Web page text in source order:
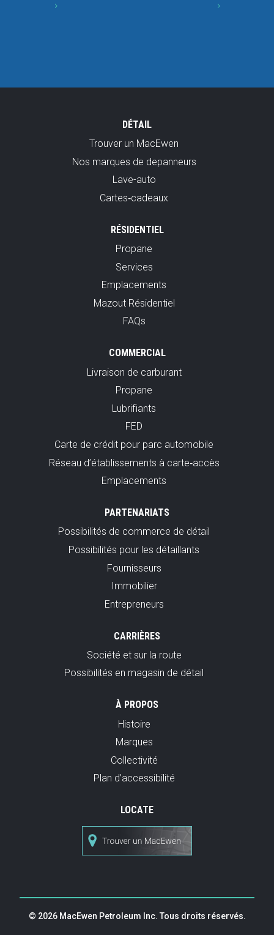
5 5
DÉTAIL
Trouver un MacEwen
Nos marques de depanneurs
Lave-auto
Cartes‑cadeaux
RÉSIDENTIEL
Propane
Services
Emplacements
Mazout Résidentiel
FAQs
COMMERCIAL
Livraison de carburant
Propane
Lubrifiants
FED
Carte de crédit pour parc automobile
Réseau d’établissements à carte‑accès
Emplacements
PARTENARIATS
Possibilités de commerce de détail
Possibilités pour les détaillants
Fournisseurs
Immobilier
Entrepreneurs
CARRIÈRES
Société et sur la route
Possibilités en magasin de détail
À PROPOS
Histoire
Marques
Collectivité
Plan d’accessibilité
LOCATE
© 2026 MacEwen Petroleum Inc. Tous droits réservés.